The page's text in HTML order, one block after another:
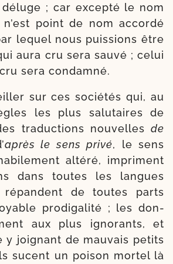
; car excep­té le nom
point de nom accor­dé
lequel nous puis­sions être
aura cru sera sau­vé ; celui
sera condamné.
sur ces socié­tés qui, au
les plus salu­taires de
tra­duc­tions nou­velles de
après le sens pri­vé, le sens
alté­ré, impriment
dans toutes les langues
répandent de toutes parts
pro­di­ga­li­té ; les don­
aux plus igno­rants, et
y joi­gnant de mau­vais petits
sucent un poi­son mor­tel là